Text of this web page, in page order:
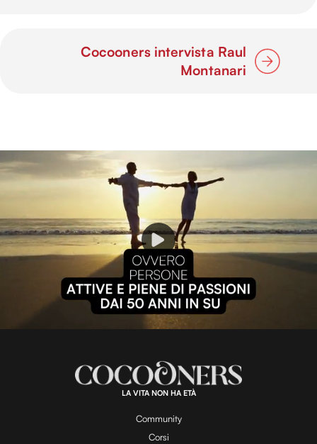
Cocooners intervista Raul
Montanari
P
l
a
y
o
:
1
0
0
.
0
LA VITA NON HA ETÀ
Community
Corsi